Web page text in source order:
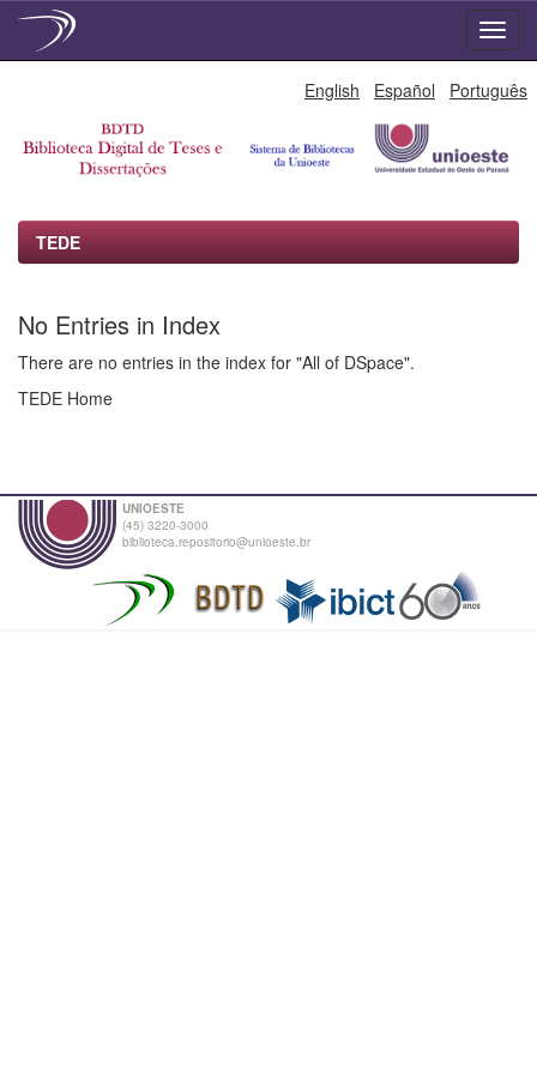
English Español Português
TEDE
No Entries in Index
There are no entries in the index for "All of DSpace".
TEDE Home
UNIOESTE
(45) 3220-3000
biblioteca.repositorio@unioeste.br